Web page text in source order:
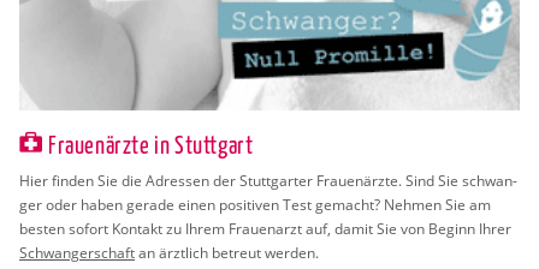
Frauenärzte in Stuttgart
Hier fin­den Sie die Adres­sen der Stutt­gar­ter Frau­en­ärz­te. Sind Sie schwan­
ger oder haben ge­ra­de einen po­si­ti­ven Test ge­macht? Neh­men Sie am
bes­ten so­fort Kon­takt zu Ihrem Frau­en­arzt auf, damit Sie von Be­ginn Ihrer
Schwan­ger­schaftan ärzt­lich be­treut wer­den.